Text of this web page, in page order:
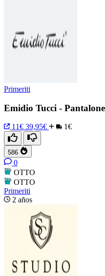
Primeriti
Emidio Tucci -
11€ 39,95€ 1€
586
0
OTTO
OTTO
Primeriti
2 años